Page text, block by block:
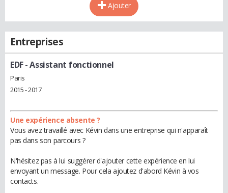
Ajouter
Entreprises
EDF- Assistant fonctionnel
Paris
2015 - 2017
Une expérience absente ?
Vous avez travaillé avec Kévin dans une entreprise qui n'apparaît
pas dans son parcours ?
N'hésitez pas à lui suggérer d'ajouter cette expérience en lui
envoyant un message. Pour cela ajoutez d'abord Kévin à vos
contacts.